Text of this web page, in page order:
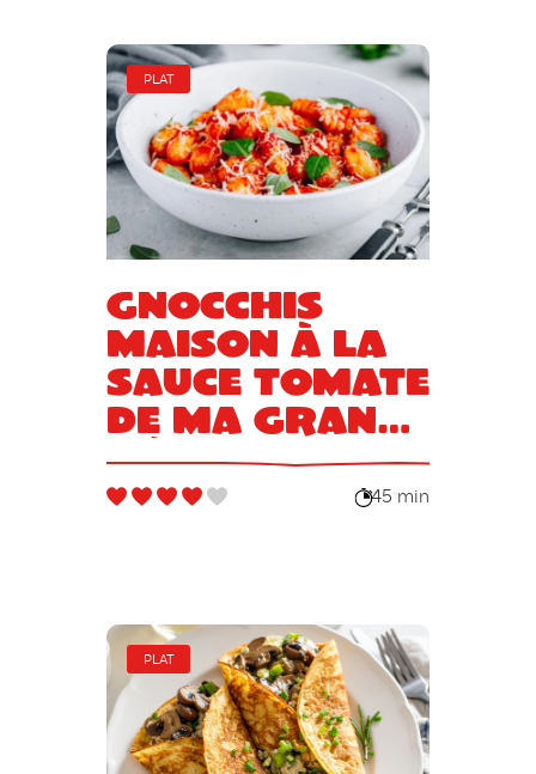
PLAT
Gnocchis
maison à la
sauce tomate
de ma grand-
mère
45 min
PLAT